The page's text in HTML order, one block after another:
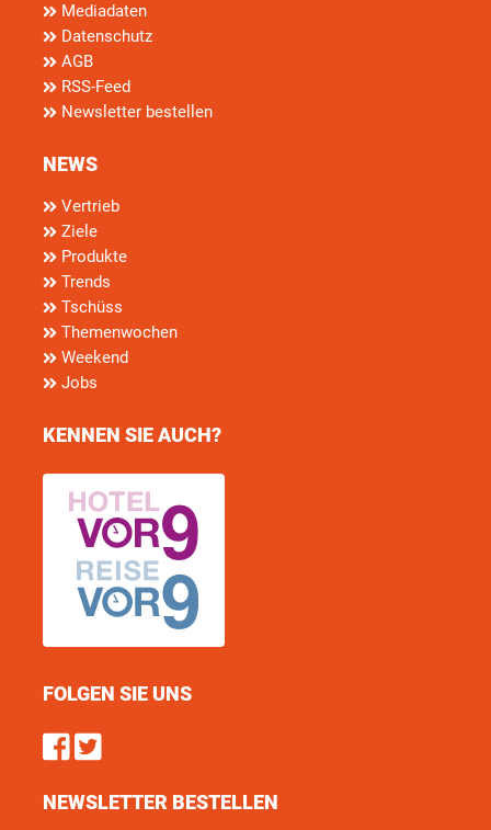
Mediadaten
Datenschutz
AGB
RSS-Feed
Newsletter bestellen
NEWS
Vertrieb
Ziele
Produkte
Trends
Tschüss
Themenwochen
Weekend
Jobs
KENNEN SIE AUCH?
FOLGEN SIE UNS
Find us on Facebook
Follow us on Twitter
NEWSLETTER BESTELLEN